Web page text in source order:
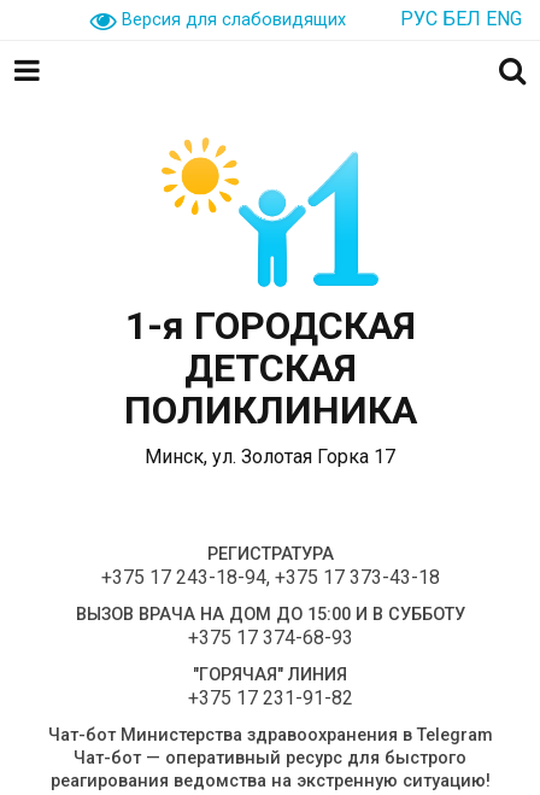
Версия для слабовидящих РУС БЕЛ ENG
1-я ГОРОДСКАЯ
ДЕТСКАЯ
ПОЛИКЛИНИКА
Минск, ул. Золотая Горка 17
РЕГИСТРАТУРА
+375 17 243-18-94, +375 17 373-43-18
ВЫЗОВ ВРАЧА НА ДОМ ДО 15:00 И В СУББОТУ
+375 17 374-68-93
"ГОРЯЧАЯ" ЛИНИЯ
+375 17 231-91-82
Чат-бот Министерства здравоохранения в Telegram
Чат-бот — оперативный ресурс для быстрого
реагирования ведомства на экстренную ситуацию!